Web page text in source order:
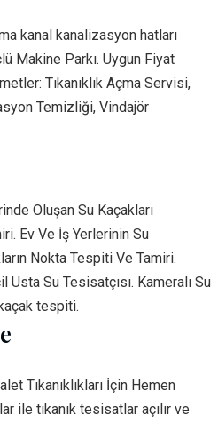
kanal kanalizasyon hatları
Makine Parkı. Uygun Fiyat
Tıkanıklık Açma Servisi,
Temizliği, Vindajör
Oluşan Su Kaçakları
Ev Ve İş Yerlerinin Su
Nokta Tespiti Ve Tamiri.
Usta Su Tesisatçısı. Kameralı Su
tespiti.
Tıkanıklıkları İçin Hemen
ile tıkanık tesisatlar açılır ve